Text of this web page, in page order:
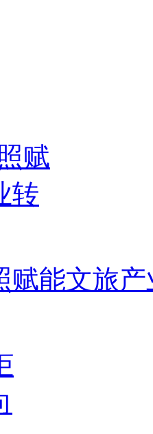
赋能文旅